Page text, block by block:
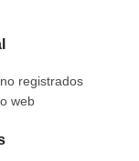
registrados
web